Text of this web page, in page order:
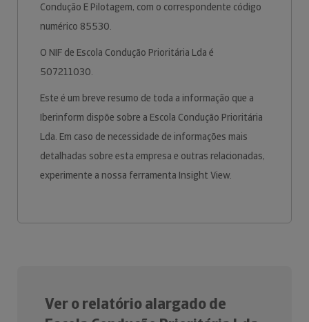
Condução E Pilotagem, com o correspondente código
numérico 85530.
O NIF de Escola Condução Prioritária Lda é
507211030.
Este é um breve resumo de toda a informação que a
Iberinform dispõe sobre a Escola Condução Prioritária
Lda. Em caso de necessidade de informações mais
detalhadas sobre esta empresa e outras relacionadas,
experimente a nossa ferramenta Insight View.
Ver o relatório alargado de